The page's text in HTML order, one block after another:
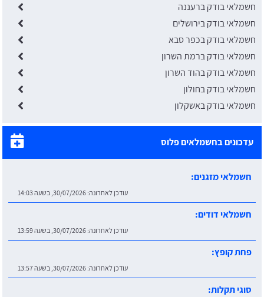
חשמלאי בודק ברעננה
חשמלאי בודק בירושלים
חשמלאי בודק בכפר סבא
חשמלאי בודק ברמת השרון
חשמלאי בודק בהוד השרון
חשמלאי בודק בחולון
חשמלאי בודק באשקלון
עדכונים בחשמלאים פלוס
חשמלאי מזגנים:
עודכן לאחרונה: 30/07/2026, בשעה 14:03
חשמלאי דודים:
עודכן לאחרונה: 30/07/2026, בשעה 13:59
פחת קופץ:
עודכן לאחרונה: 30/07/2026, בשעה 13:57
סוגי תקלות: